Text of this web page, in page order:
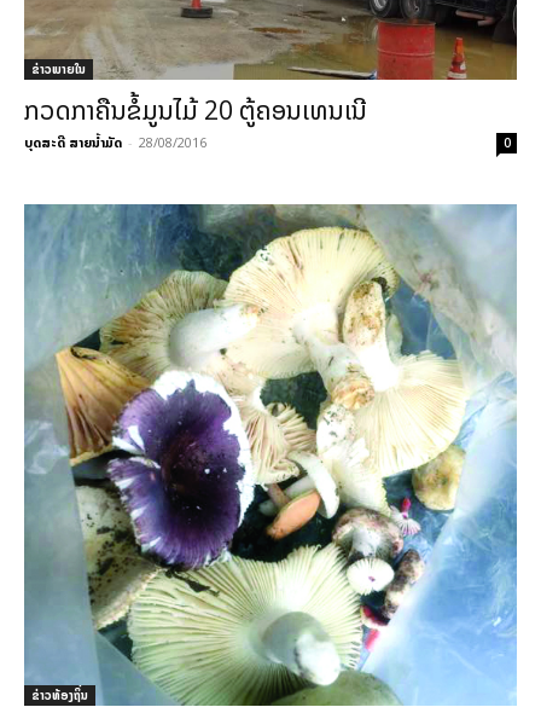
ຂ່າວພາຍ​ໃນ
ກວດກາຄືນຂໍ້ມູນໄມ້ 20 ຕູ້ຄອນເທນເນີ
ບຸດສະດີ ສາຍນ້ຳມັດ - 28/08/2016 0
ຂ່າວທ້ອງຖິ່ນ